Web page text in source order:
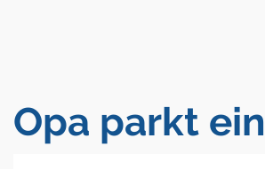
Opa parkt ein